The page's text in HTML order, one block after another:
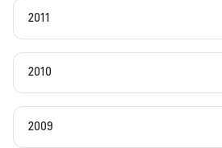
2011
2010
2009